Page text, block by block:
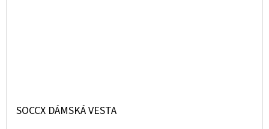
SOCCX DÁMSKÁ VESTA